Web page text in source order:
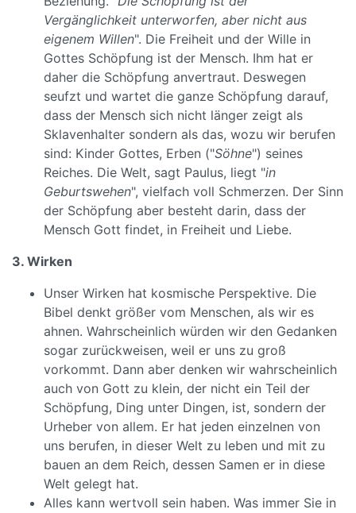
Vergänglichkeit unterworfen, aber nicht aus
eigenem Willen". Die Freiheit und der Wille in
Gottes Schöpfung ist der Mensch. Ihm hat er
daher die Schöpfung anvertraut. Deswegen
seufzt und wartet die ganze Schöpfung darauf,
dass der Mensch sich nicht länger zeigt als
Sklavenhalter sondern als das, wozu wir berufen
sind: Kinder Gottes, Erben ("Söhne") seines
Reiches. Die Welt, sagt Paulus, liegt "in
Geburtswehen", vielfach voll Schmerzen. Der Sinn
der Schöpfung aber besteht darin, dass der
Mensch Gott findet, in Freiheit und Liebe.
3. Wirken
Unser Wirken hat kosmische Perspektive. Die
Bibel denkt größer vom Menschen, als wir es
ahnen. Wahrscheinlich würden wir den Gedanken
sogar zurückweisen, weil er uns zu groß
vorkommt. Dann aber denken wir wahrscheinlich
auch von Gott zu klein, der nicht ein Teil der
Schöpfung, Ding unter Dingen, ist, sondern der
Urheber von allem. Er hat jeden einzelnen von
uns berufen, in dieser Welt zu leben und mit zu
bauen an dem Reich, dessen Samen er in diese
Welt gelegt hat.
Alles kann wertvoll sein haben. Was immer Sie in